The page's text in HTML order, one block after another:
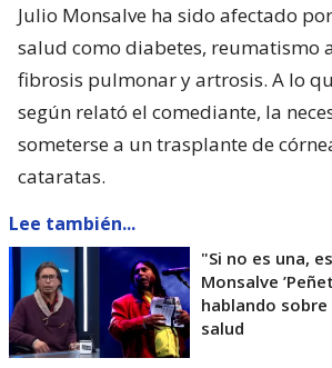
Julio Monsalve ha sido afectado
salud como diabetes, reumatismo
fibrosis pulmonar y artrosis. A lo
según relató el comediante, la
someterse a un trasplante de
cataratas.
Lee también...
"Si no es una,
Monsalve
hablando
salud